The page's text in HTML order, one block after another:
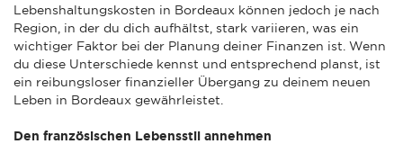
Lebenshaltungskosten in Bordeaux können jedoch je nach
Region, in der du dich aufhältst, stark variieren, was ein
wichtiger Faktor bei der Planung deiner Finanzen ist. Wenn
du diese Unterschiede kennst und entsprechend planst, ist
ein reibungsloser finanzieller Übergang zu deinem neuen
Leben in Bordeaux gewährleistet.
Den französischen Lebensstil annehmen